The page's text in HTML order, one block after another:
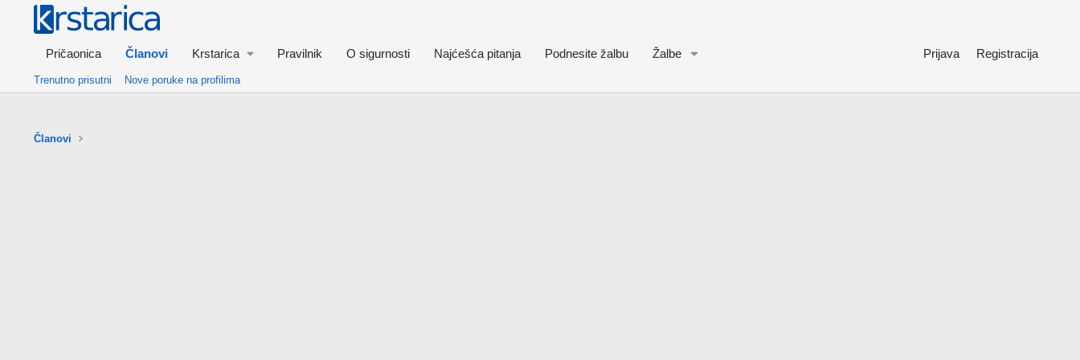
Pričaonica Članovi Krstarica Pravilnik O sigurnosti Najćešća pitanja Podnesite žalbu Žalbe Prijava Registracija
Trenutno prisutni Nove poruke na profilima
Članovi